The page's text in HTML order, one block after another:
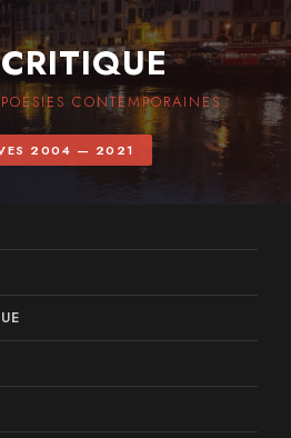
CONTEMPORAINES
2004 — 2021